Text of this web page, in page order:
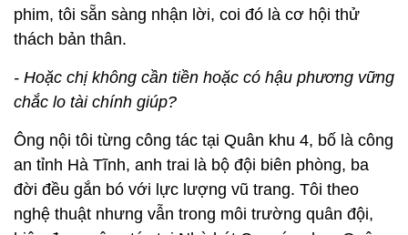
phim, tôi sẵn sàng nhận lời, coi đó là cơ hội thử
thách bản thân.
- Hoặc chị không cần tiền hoặc có hậu phương vững
chắc lo tài chính giúp?
Ông nội tôi từng công tác tại Quân khu 4, bố là công
an tỉnh Hà Tĩnh, anh trai là bộ đội biên phòng, ba
đời đều gắn bó với lực lượng vũ trang. Tôi theo
nghệ thuật nhưng vẫn trong môi trường quân đội,